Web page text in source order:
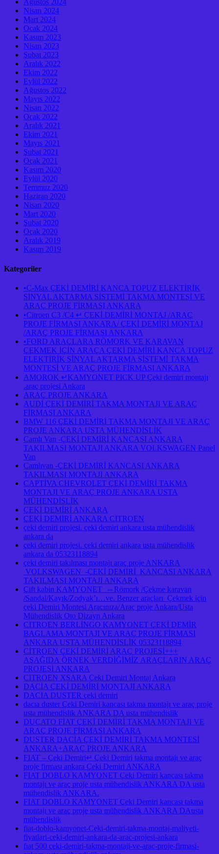
Ağustos 2024
Nisan 2024
Mart 2024
Ocak 2024
Kasım 2023
Nisan 2023
Şubat 2023
Aralık 2022
Ekim 2022
Eylül 2022
Ağustos 2022
Mayıs 2022
Nisan 2022
Ocak 2022
Aralık 2021
Ekim 2021
Mayıs 2021
Şubat 2021
Ocak 2021
Kasım 2020
Eylül 2020
Temmuz 2020
Haziran 2020
Nisan 2020
Mart 2020
Şubat 2020
Ocak 2020
Aralık 2019
Kasım 2019
Kategoriler
•C-Max ÇEKİ DEMİRİ KANCA TOPUZ ELEKTİRİK
SİNYAL AKTARMA SİSTEMİ TAKMA MONTESİ VE
ARAÇ PROJE FİRMASI ANKARA
•Citroen C3 /C4 ↵ ÇEKİ DEMİRİ MONTAJ /ARAÇ
PROJE FİRMASI ANKARA/ ÇEKİ DEMİRİ MONTAJ
/ARAÇ PROJE FİRMASI ANKARA
•FORD ARAÇLARA RÖMORK VE KARAVAN
ÇEKMEK İÇİN ARAÇA ÇEKİ DEMİRİ KANCA TOPUZ
ELEKTİRİK SİNYAL AKTARMA SİSTEMİ TAKMA
MONTESİ VE ARAÇ PROJE FİRMASI ANKARA
AMOROK ↵KAMYONET PICK UP Çeki demiri montajı
.araç projesi Ankara
ARAÇ PROJE ANKARA
AUDİ ÇEKİ DEMİRİ TAKMA MONTAJI VE ARAÇ
FİRMASI ANKARA
BMW 116 ÇEKİ DEMİRİ TAKMA MONTAJI VE ARAÇ
PROJE ANKARA USTA MÜHENDİSLİK
Camlı Van -ÇEKİ DEMİRİ KANCASI ANKARA
TAKILMASI MONTAJI ANKARA VOLKSWAGEN Panel
Van
Camlıvan -ÇEKİ DEMİRİ KANCASI ANKARA
TAKILMASI MONTAJI ANKARA
CAPTİVA CHEVROLET ÇEKİ DEMİRİ TAKMA
MONTAJI VE ARAÇ PROJE ANKARA USTA
MÜHENDİSLİK
ÇEKİ DEMİRİ ANKARA
ÇEKİ DEMİRİ ANKARA CITROEN
çeki demiri projesi. çeki demiri ankara usta mühendislik
ankara da
çeki demiri projesi. çeki demiri ankara usta mühendislik
ankara da 05323118894
çeki demiri takılması montajı araç proje ANKARA
VOLKSWAGEN -ÇEKİ DEMİRİ KANCASI ANKARA
TAKILMASI MONTAJI ANKARA
Çift kabin KAMYONET ⇔Römork /Çekme karavan
/Sandal/Kayık/Zodyak’ı…ve. Benzer araçları Çekmek için
çeki Demiri Montesi Aracınıza/Araç proje Ankara/Usta
Mühendislik Oto Dizayn Ankara
CITROEN BERLİNGO KAMYONET ÇEKİ DEMİR
BAGLAMA MONTAJI VE ARAÇ PROJE FİRMASI
ANKARA USTA MÜHENDİSLİK 05323118894
CİTROEN ÇEKİ DEMİRİ ARAÇ PROJESİ+++
AŞAĞIDA ÖRNEK VERDİĞİMİZ ARAÇLARIN ARAÇ
PROJESİ ANKARA
CITROEN XSARA Çeki Demiri Montaj Ankara
DACİA ÇEKİ DEMİRİ MONTAJI ANKARA
DACIA DUSTER çeki demiri
dacıa duster Çeki Demiri kancası takma montajı ve araç proje
usta mühendislik ANKARA DA usta mühendislik
DUCATO FİAT ÇEKİ DEMİRİ TAKMA MONTAJI VE
ARAÇ PROJE FİRMASI ANKARA
DUSTER DACİA ÇEKİ DEMİRİ TAKMA MONTESİ
ANKARA+ARAÇ PROJE ANKARA
FIAT – Çeki Demiri↵ Çeki Demiri takma montajı ve araç
proje firması ankara Çeki Demiri ANKARA
FIAT DOBLO KAMYONET Çeki Demiri kancası takma
montajı ve araç proje usta mühendislik ANKARA DA usta
mühendislik ANKARA.
FIAT DOBLO KAMYONET Çeki Demiri kancası takma
montajı ve araç proje usta mühendislik ANKARA DAusta
mühendislik
fiat-doblo-kamyonet-Ceki-demiri-takma-montaj-maliyeti-
fiyatlari-ceki-demiri-ankara-da-arac-projesi-ankara
fıat 500 çeki-demiri-takma-montaji-ve-arac-proje-firmasi-